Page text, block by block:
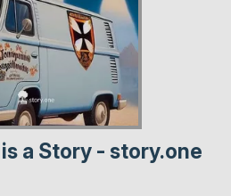
a Story - story.one